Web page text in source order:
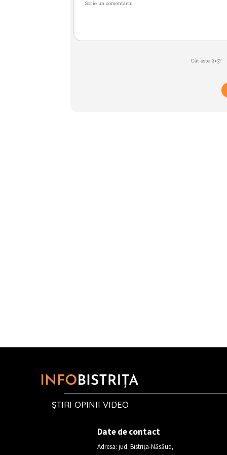
Cât este 2+3?
ȘTIRI OPINII VIDEO
Date de contact
Adresa: jud. Bistrița-Năsăud,